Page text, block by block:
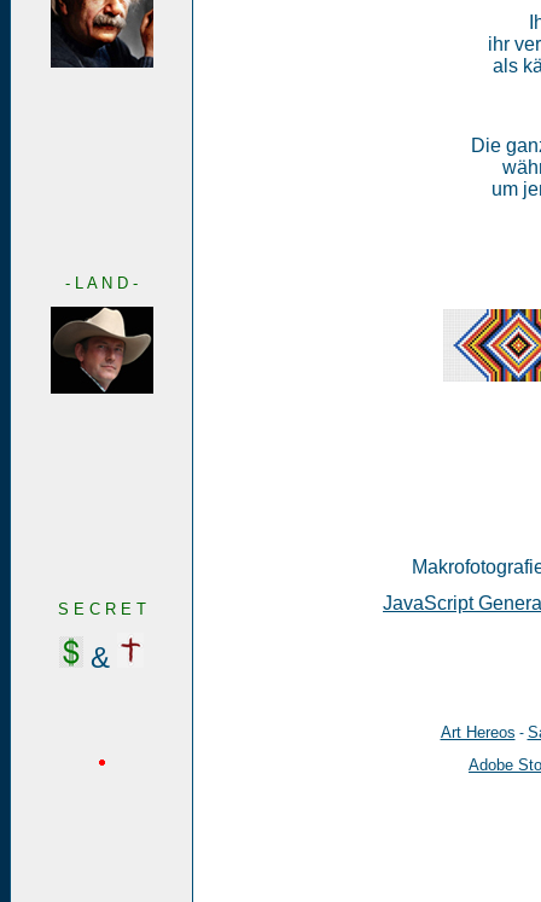
- L A N D -
S E C R E T
&
ihr
als
Die
um
JavaScript
Art Hereos -
Adobe